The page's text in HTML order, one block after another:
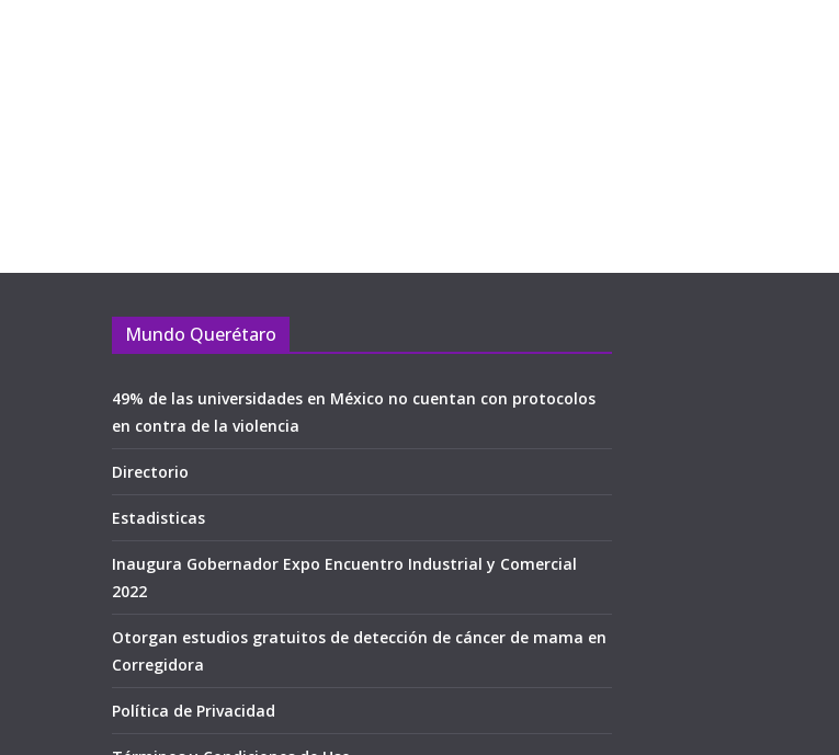
Mundo Querétaro
49% de las universidades en México no cuentan con protocolos
en contra de la violencia
Directorio
Estadisticas
Inaugura Gobernador Expo Encuentro Industrial y Comercial
2022
Otorgan estudios gratuitos de detección de cáncer de mama en
Corregidora
Política de Privacidad